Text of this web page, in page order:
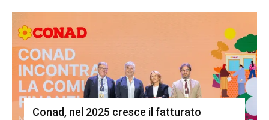
Conad, nel 2025 cresce il fatturato